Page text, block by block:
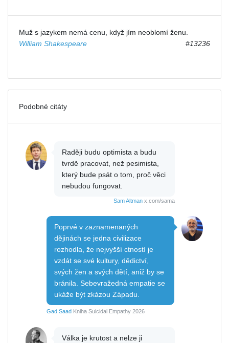
Muž s jazykem nemá cenu, když jím neoblomí ženu.
William Shakespeare
#13236
Podobné citáty
Raději budu optimista a budu
tvrdě pracovat, než pesimista,
který bude psát o tom, proč věci
nebudou fungovat.
Sam Altman x.com/sama
Poprvé v zaznamenaných
dějinách se jedna civilizace
rozhodla, že nejvyšší ctností je
vzdát se své kultury, dědictví,
svých žen a svých dětí, aniž by se
bránila. Sebevražedná empatie se
ukáže být zkázou Západu.
Gad Saad Kniha Suicidal Empathy 2026
Válka je krutost a nelze ji